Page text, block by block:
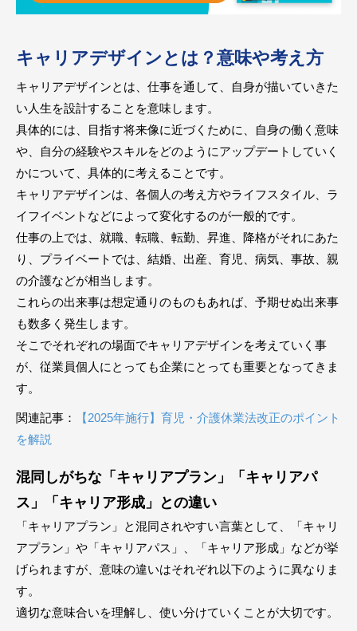
キャリアデザインとは？意味や考え方
キャリアデザインとは、仕事を通して、自身が描いていきた
い人生を設計することを意味します。
具体的には、目指す将来像に近づくために、自身の働く意味
や、自分の経験やスキルをどのようにアップデートしていく
かについて、具体的に考えることです。
キャリアデザインは、各個人の考え方やライフスタイル、ラ
イフイベントなどによって変化するのが一般的です。
仕事の上では、就職、転職、転勤、昇進、降格がそれにあた
り、プライベートでは、結婚、出産、育児、病気、事故、親
の介護などが相当します。
これらの出来事は想定通りのものもあれば、予期せぬ出来事
も数多く発生します。
そこでそれぞれの場面でキャリアデザインを考えていく事
が、従業員個人にとっても企業にとっても重要となってきま
す。
関連記事：
【2025年施行】育児・介護休業法改正のポイント
を解説
混同しがちな「キャリアプラン」「キャリアパ
ス」「キャリア形成」との違い
「キャリアプラン」と混同されやすい言葉として、「キャリ
アプラン」や「キャリアパス」、「キャリア形成」などが挙
げられますが、意味の違いはそれぞれ以下のように異なりま
す。
適切な意味合いを理解し、使い分けていくことが大切です。